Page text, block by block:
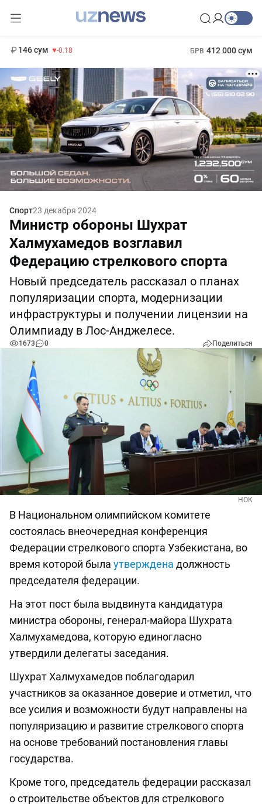
146 сум -0.18 БРВ 412 000 сум
Спорт23 декабря 2024
Министр обороны Шухрат
Халмухамедов возглавил
Федерацию стрелкового спорта
Новый председатель рассказал о планах
популяризации спорта, модернизации
инфраструктуры и получении лицензии на
Олимпиаду в Лос-Анджелесе.
1673 0 Поделиться
НОК
В Национальном олимпийском комитете
состоялась внеочередная конференция
Федерации стрелкового спорта Узбекистана, во
время которой была утверждена должность
председателя федерации.
На этот пост была выдвинута кандидатура
министра обороны, генерал-майора Шухрата
Халмухамедова, которую единогласно
утвердили делегаты заседания.
Шухрат Халмухамедов поблагодарил
участников за оказанное доверие и отметил, что
все усилия и возможности будут направлены на
популяризацию и развитие стрелкового спорта
на основе требований постановления главы
государства.
Кроме того, председатель федерации рассказал
о строительстве объектов для стрелкового